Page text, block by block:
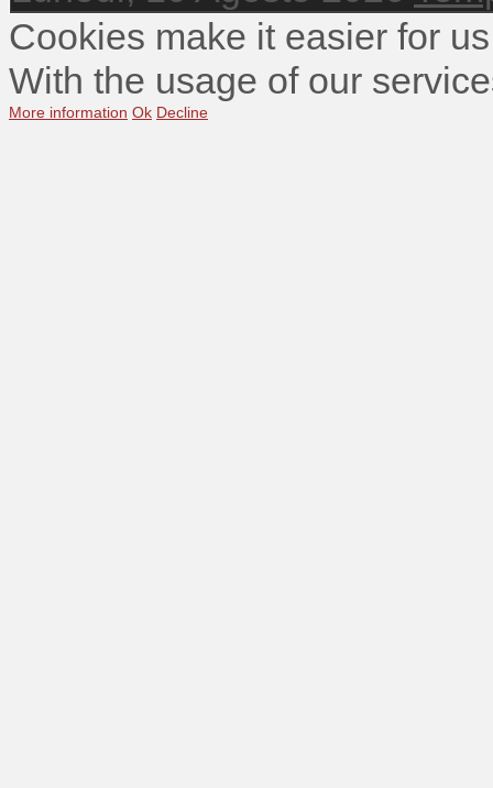
Cookies make it easier for
With the usage of our
More information Ok Decline